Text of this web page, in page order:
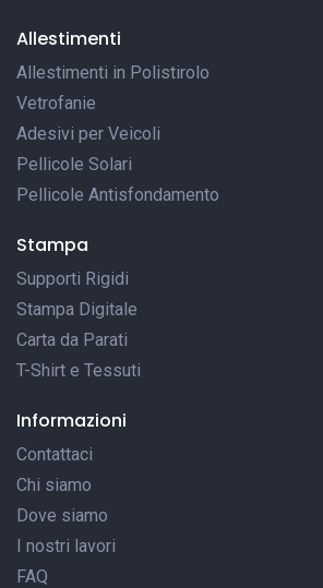
Allestimenti
Allestimenti in Polistirolo
Vetrofanie
Adesivi per Veicoli
Pellicole Solari
Pellicole Antisfondamento
Stampa
Supporti Rigidi
Stampa Digitale
Carta da Parati
T-Shirt e Tessuti
Informazioni
Contattaci
Chi siamo
Dove siamo
I nostri lavori
FAQ